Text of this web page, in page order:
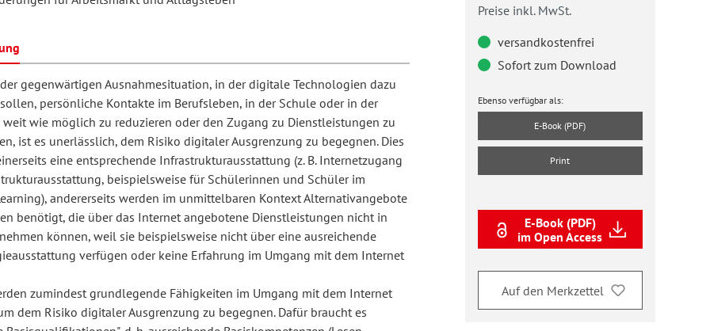
und Unterrichtsforschung
und
Forum
für
gegenwärtigen Ausnahmesituation, in der digitale Technologien dazu
persönliche Kontakte im Berufsleben, in der Schule oder in der
weit wie möglich zu reduzieren oder den Zugang zu Dienstleistungen zu
ist es unerlässlich, dem Risiko digitaler Ausgrenzung zu begegnen. Dies
eine entsprechende Infrastrukturausstattung (z. B. Internetzugang
beispielsweise für Schülerinnen und Schüler im
andererseits werden im unmittelbaren Kontext Alternativangebote
benötigt, die über das Internet angebotene Dienstleistungen nicht in
können, weil sie beispielsweise nicht über eine ausreichende
verfügen oder keine Erfahrung im Umgang mit dem Internet
zumindest grundlegende Fähigkeiten im Umgang mit dem Internet
dem Risiko digitaler Ausgrenzung zu begegnen. Dafür braucht es
Preise inkl. MwSt.
versandkostenfrei
Sofort zum Download
Ebenso verfügbar als:
E-Book (PDF)
Print
E-Book (PDF)
im Open Access
Auf den Merkzettel